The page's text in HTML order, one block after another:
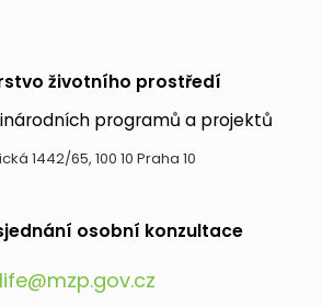
životního prostředí
programů a projektů
1442/65, 100 10 Praha 10
osobní konzultace
life@mzp.gov.cz